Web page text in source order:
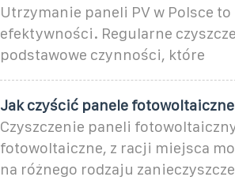
Utrzymanie paneli PV w Polsce
efektywności. Regularne
podstawowe czynności, które
Jak czyścić panele
Czyszczenie paneli
fotowoltaiczne, z racji miejsca
na różnego rodzaju